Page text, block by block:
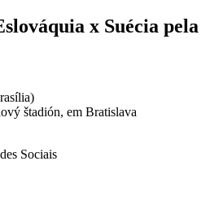
x Suécia pela
štadión, em Bratislava
Sociais